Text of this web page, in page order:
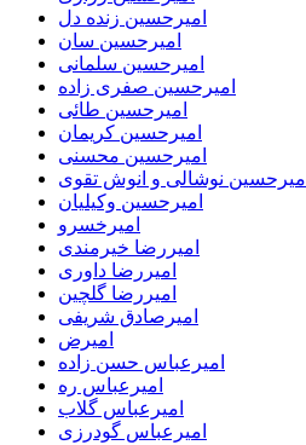
امیرحسین زنده دل
امیرحسین سان
امیرحسین سلمانی
امیرحسین صفری زاده
امیرحسین طائی
امیرحسین کریمان
امیرحسین محسنی
امیرحسین نوشالی و انوش تقوی
امیرحسین وکیلیان
امیرخسرو
امیررضا خیرمندی
امیررضا داوری
امیررضا گلچین
امیرصادق شریفی
امیرض
امیرعباس حسن زاده
امیرعباس ره
امیرعباس گلاب
امیرعباس گودرزی